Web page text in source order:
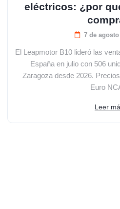
eléctricos: ¿por
7 de agosto
El Leapmotor B10 lideró las
España en julio con 506
Zaragoza desde 2026.
Euro
Leer